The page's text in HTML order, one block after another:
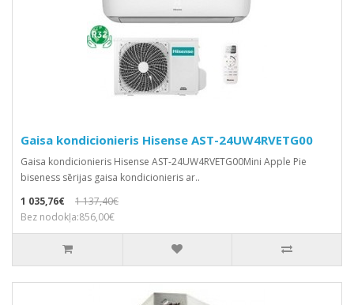
Gaisa kondicionieris Hisense AST-24UW4RVETG00
Gaisa kondicionieris Hisense AST-24UW4RVETG00Mini Apple Pie
biseness sērijas gaisa kondicionieris ar..
1 035,76€
1 137,40€
Bez nodokļa:856,00€